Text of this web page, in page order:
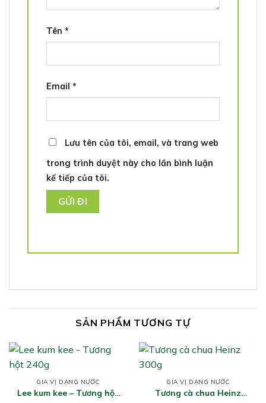
Tên *
Email *
Lưu tên của tôi, email, và trang web
trong trình duyệt này cho lần bình luận
kế tiếp của tôi.
SẢN PHẨM TƯƠNG TỰ
GIA VỊ DẠNG NƯỚC
Lee kum kee – Tương hột
GIA VỊ DẠNG NƯỚC
Tương cà chua Heinz